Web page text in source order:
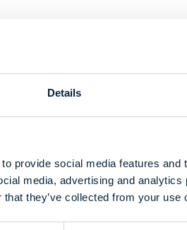
Details
provide social media features
media, advertising and
they’ve collected from your use